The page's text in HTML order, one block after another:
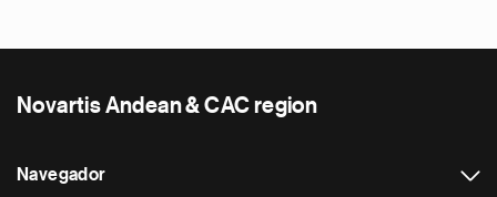
Novartis Andean & CAC region
Navegador